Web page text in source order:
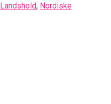
Landshold, Nordiske